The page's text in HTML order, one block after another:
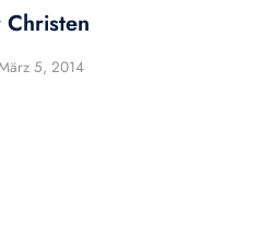
5, 2014